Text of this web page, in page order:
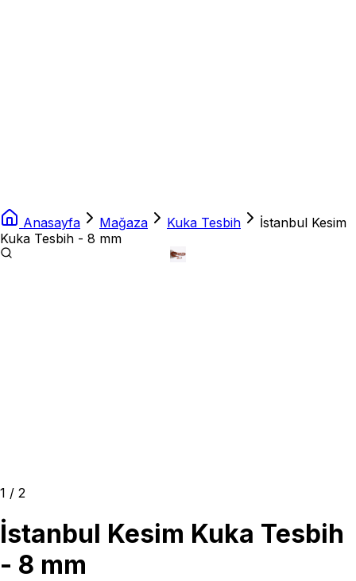
Anasayfa Mağaza Kuka Tesbih
İstanbul Kesim
Kuka Tesbih - 8 mm
1 / 2
İstanbul Kesim Kuka Tesbih
- 8 mm